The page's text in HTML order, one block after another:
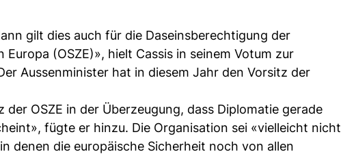
gilt dies auch für die Daseinsberechtigung der
(OSZE)», hielt Cassis in seinem Votum zur
Aussenminister hat in diesem Jahr den Vorsitz der
OSZE in der Überzeugung, dass Diplomatie gerade
fügte er hinzu. Die Organisation sei «vielleicht nicht
denen die europäische Sicherheit noch von allen